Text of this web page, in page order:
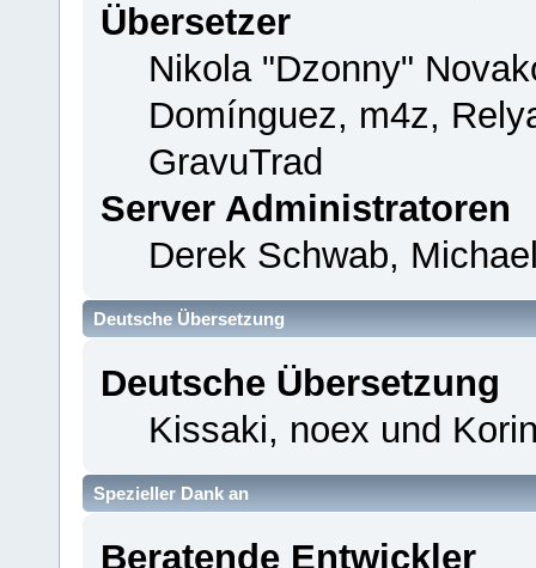
Übersetzer
Nikola "Dzonny"
Domínguez, m4z,
GravuTrad
Server Administratoren
Derek Schwab,
Deutsche Übersetzung
Deutsche Übersetzung
Kissaki, noex und
Spezieller Dank an
Beratende Entwickler